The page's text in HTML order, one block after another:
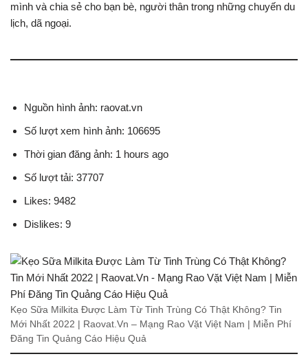
mình và chia sẻ cho bạn bè, người thân trong những chuyến du
lịch, dã ngoại.
Nguồn hình ảnh: raovat.vn
Số lượt xem hình ảnh: 106695
Thời gian đăng ảnh: 1 hours ago
Số lượt tải: 37707
Likes: 9482
Dislikes: 9
Kẹo Sữa Milkita Được Làm Từ Tinh Trùng Có Thật Không? Tin
Mới Nhất 2022 | Raovat.Vn – Mạng Rao Vặt Việt Nam | Miễn Phí
Đăng Tin Quảng Cáo Hiệu Quả